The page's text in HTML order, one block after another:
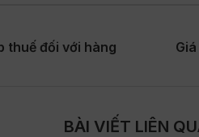
thuế đối với hàng
BÀI VIẾT LIÊN